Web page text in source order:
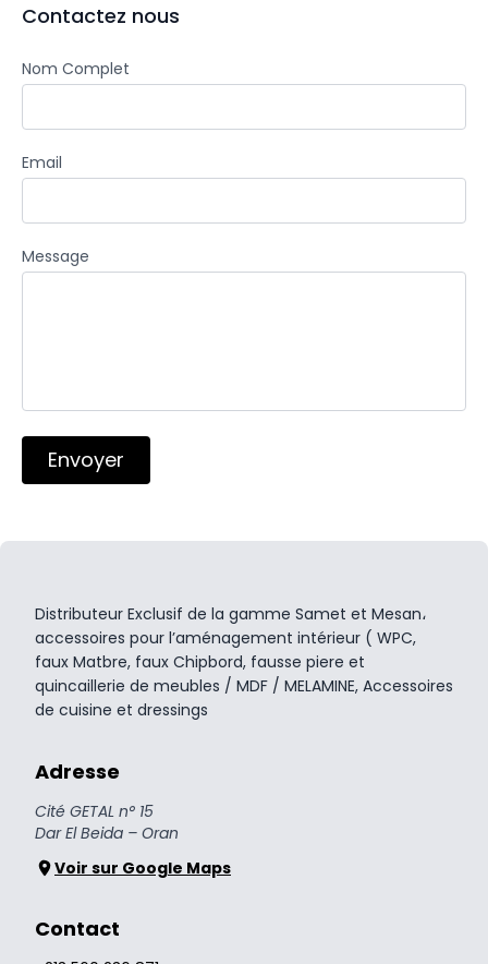
Contactez nous
Nom Complet
Email
Message
Envoyer
Distributeur Exclusif de la gamme Samet et Mesan،
accessoires pour l’aménagement intérieur ( WPC,
faux Matbre, faux Chipbord, fausse piere et
quincaillerie de meubles / MDF / MELAMINE, Accessoires
de cuisine et dressings
Adresse
Cité GETAL n° 15
Dar El Beida – Oran
Voir sur Google Maps
Contact